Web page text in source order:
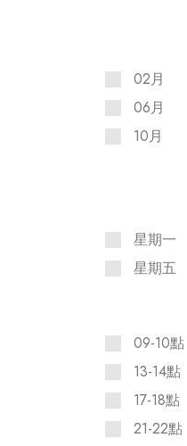
02月
06月
10月
星期一
星期五
09-10點
13-14點
17-18點
21-22點